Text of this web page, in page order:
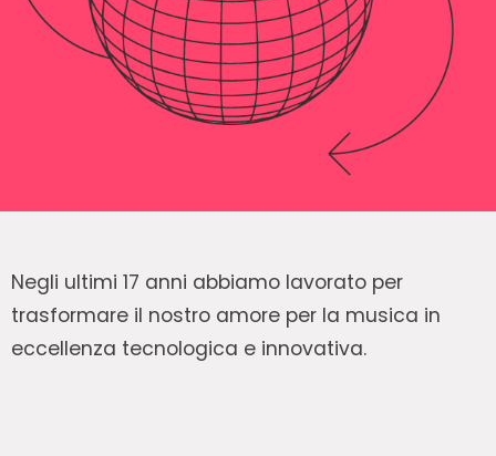
Negli ultimi 17 anni abbiamo lavorato per
trasformare il nostro amore per la musica in
eccellenza tecnologica e innovativa.